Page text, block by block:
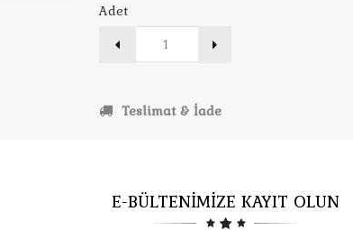
Adet
Teslimat & İade
E-BÜLTENİMİZE KAYIT OLUN